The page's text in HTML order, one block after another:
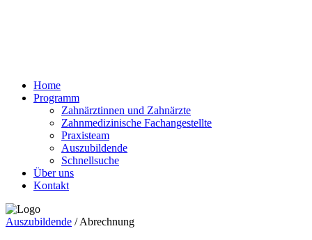
Home
Programm
Zahnärztinnen und Zahnärzte
Zahnmedizinische Fachangestellte
Praxisteam
Auszubildende
Schnellsuche
Über uns
Kontakt
Auszubildende /Abrechnung